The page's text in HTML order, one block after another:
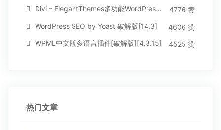
Divi – ElegantThemes多功能WordPress主题[汉化版3.1.95]
4776 赞
WordPress SEO by Yoast 破解版[14.3]
4606 赞
WPML中文版多语言插件[破解版][4.3.15]
4525 赞
热门文章